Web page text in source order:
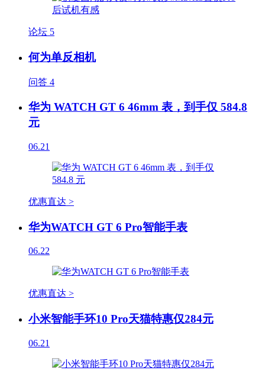
论坛 5
何为单反相机
问答 4
华为 WATCH GT 6 46mm 表，到手仅 584.8
元
06.21
优惠直达 >
华为WATCH GT 6 Pro智能手表
06.22
优惠直达 >
小米智能手环10 Pro天猫特惠仅284元
06.21